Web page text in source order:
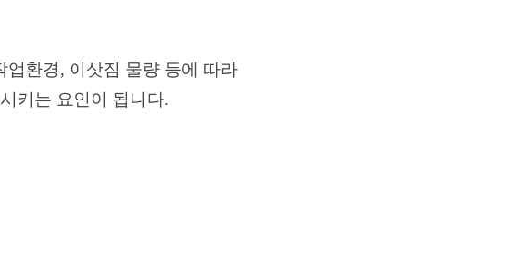
환경, 이삿짐 물량 등에 따라
키는 요인이 됩니다.